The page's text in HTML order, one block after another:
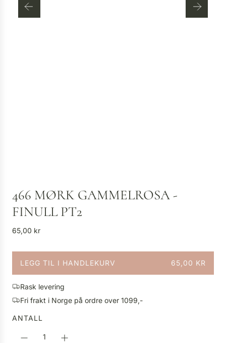
466 MØRK GAMMELROSA -
FINULL PT2
V
n
i
g
p
i
65,00 kr
LEGG TIL I HANDLEKURV 65,00 KR
L
S
T
R
Rask levering
Fri frakt i Norge på ordre over 1099,-
ANTALL